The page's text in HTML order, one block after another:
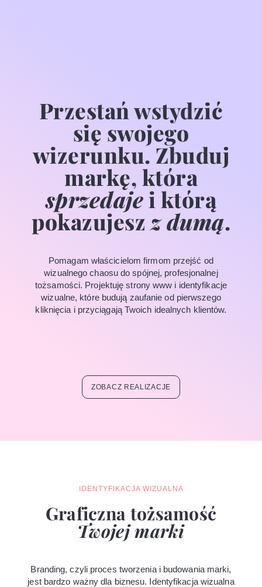
Przestań wstydzić
się swojego
wizerunku. Zbuduj
markę, która
sprzedaje i którą
pokazujeszz dumą.
Pomagam właścicielom firmom przejść od
wizualnego chaosu do spójnej, profesjonalnej
tożsamości. Projektuję strony www i identyfikacje
wizualne, które budują zaufanie od pierwszego
kliknięcia i przyciągają Twoich idealnych klientów.
ZOBACZ REALIZACJE
IDENTYFIKACJA WIZUALNA
Graficzna tożsamość
Twojej marki
Branding, czyli proces tworzenia i budowania marki,
jest bardzo ważny dla biznesu. Identyfikacja wizualna